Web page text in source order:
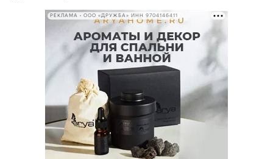
РЕКЛАМА • ООО «ДРУЖБА» ИНН 9704146411